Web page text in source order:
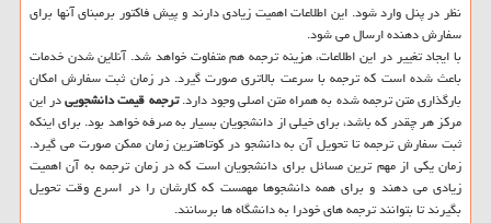
نظر در پنل وارد شود. این اطلاعات اهمیت زیادی دارند و پیش فاکتور برمبنای آنها برای
سفارش دهنده ارسال می شود.
با ایجاد تغییر در این اطلاعات، هزینه ترجمه هم متفاوت خواهد شد. آنلاین شدن خدمات
باعث شده است که ترجمه با سرعت بالاتری صورت گیرد. در زمان ثبت سفارش امکان
بارگذاری متن ترجمه شده به همراه متن اصلی وجود دارد.ترجمه قیمت دانشجوییدر این
مرکز هر چقدر که باشد، برای خیلی از دانشجویان بسیار به صرفه خواهد بود. برای اینکه
ثبت سفارش ترجمه تا تحویل آن به دانشجو در کوتاهترین زمان ممکن صورت می گیرد.
زمان یکی از مهم ترین مسائل برای دانشجویان است که در زمان ترجمه به آن اهمیت
زیادی می دهند و برای همه دانشجوها مهمست که کارشان را در اسرع وقت تحویل
بگیرند تا بتوانند ترجمه های خودرا به دانشگاه ها برسانند.